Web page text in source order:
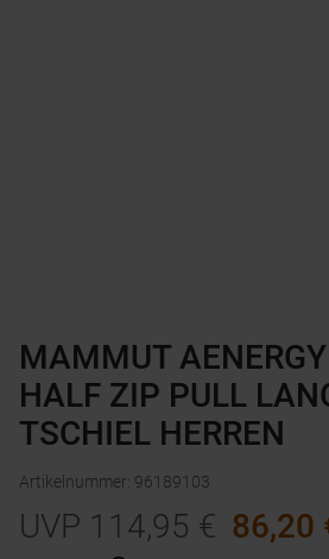
MAMMUT
HALF ZIP PULL
TSCHIEL HERREN
Artikelnummer: 96189103
UVP 114,95 € 86,20